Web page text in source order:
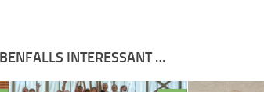
INTERESSANT …